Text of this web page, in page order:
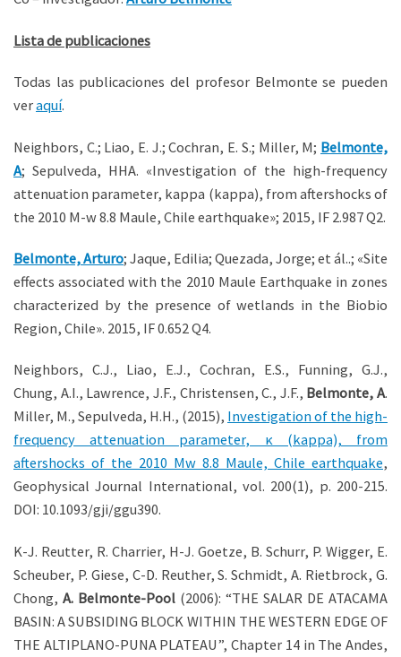
Lista de publicaciones
Todas las publicaciones del profesor Belmonte se pueden
veraquí.
Neighbors, C.; Liao, E. J.; Cochran, E. S.; Miller, M; Belmonte,
A; Sepulveda, HHA. «Investigation of the high-frequency
attenuation parameter, kappa (kappa), from aftershocks of
the 2010 M-w 8.8 Maule, Chile earthquake»; 2015, IF 2.987 Q2.
Belmonte, Arturo; Jaque, Edilia; Quezada, Jorge; et ál..; «Site
effects associated with the 2010 Maule Earthquake in zones
characterized by the presence of wetlands in the Biobio
Region, Chile». 2015, IF 0.652 Q4.
Neighbors, C.J., Liao, E.J., Cochran, E.S., Funning, G.J.,
Chung, A.I., Lawrence, J.F., Christensen, C., J.F., Belmonte, A.
Miller, M., Sepulveda, H.H., (2015), Investigation of the high-
frequency attenuation parameter, κ (kappa), from
aftershocks of the 2010 Mw 8.8 Maule, Chile earthquake,
Geophysical Journal International, vol. 200(1), p. 200-215.
DOI: 10.1093/gji/ggu390.
K-J. Reutter, R. Charrier, H-J. Goetze, B. Schurr, P. Wigger, E.
Scheuber, P. Giese, C-D. Reuther, S. Schmidt, A. Rietbrock, G.
Chong, A. Belmonte-Pool (2006): “THE SALAR DE ATACAMA
BASIN: A SUBSIDING BLOCK WITHIN THE WESTERN EDGE OF
THE ALTIPLANO-PUNA PLATEAU”, Chapter 14 in The Andes,